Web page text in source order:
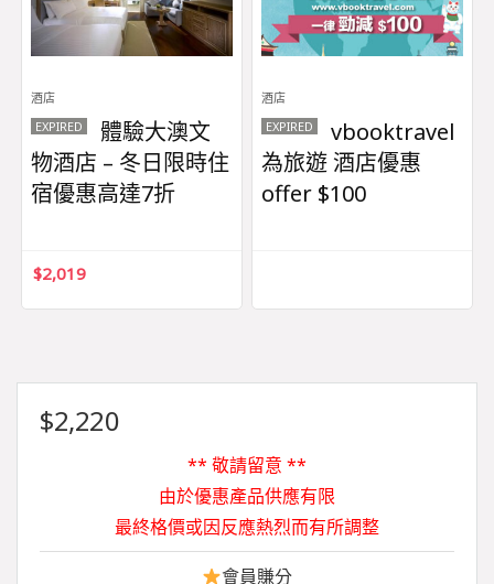
酒店
EXPIRED
體驗大澳文
物酒店 – 冬日限時住
宿優惠高達7折
$2,019
酒店
EXPIRED
vbooktravel
為旅遊 酒店優惠
offer $100
$2,220
** 敬請留意 **
由於優惠產品供應有限
最終格價或因反應熱烈而有所調整
會員賺分